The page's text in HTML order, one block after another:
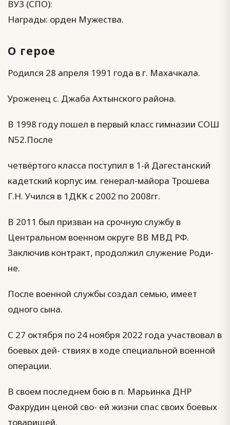
ВУЗ (СПО):
Награды: орден Мужества.
О герое
Родился 28 апреля 1991 года в г. Махачкала.
Уроженец с. Джаба Ахтынского района.
В 1998 году пошел в первый класс гимназии СОШ
N52.После
четвёртого класса поступил в 1-й Дагестанский
кадетский корпус им. генерал-майора Трошева
Г.Н. Учился в 1ДКК с 2002 по 2008гг.
В 2011 был призван на срочную службу в
Центральном военном округе ВВ МВД РФ.
Заключив контракт, продолжил служение Роди-
не.
После военной службы создал семью, имеет
одного сына.
С 27 октября по 24 ноября 2022 года участвовал в
боевых дей- ствиях в ходе специальной военной
операции.
В своем последнем бою в п. Марьинка ДНР
Фахрудин ценой сво- ей жизни спас своих боевых
товарищей.